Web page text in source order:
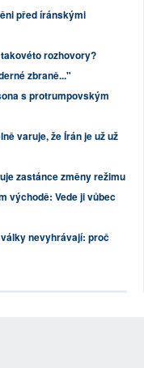
před íránskými
rozhovory?
zbraně..."
s protrumpovským
varuje, že Írán je už už
zastánce změny režimu
východě: Vede ji vůbec
nevyhrávají: proč